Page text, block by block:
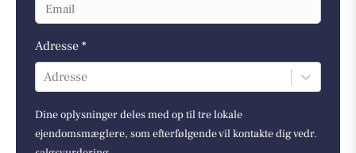
Adresse *
Adresse
Dine oplysninger deles med op til tre lokale
ejendomsmæglere, som efterfølgende vil kontakte dig vedr.